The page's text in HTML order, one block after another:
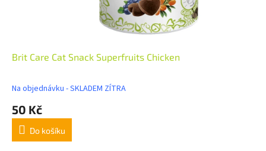
Brit Care Cat Snack Superfruits Chicken
Na objednávku - SKLADEM ZÍTRA
50 Kč
Do košíku